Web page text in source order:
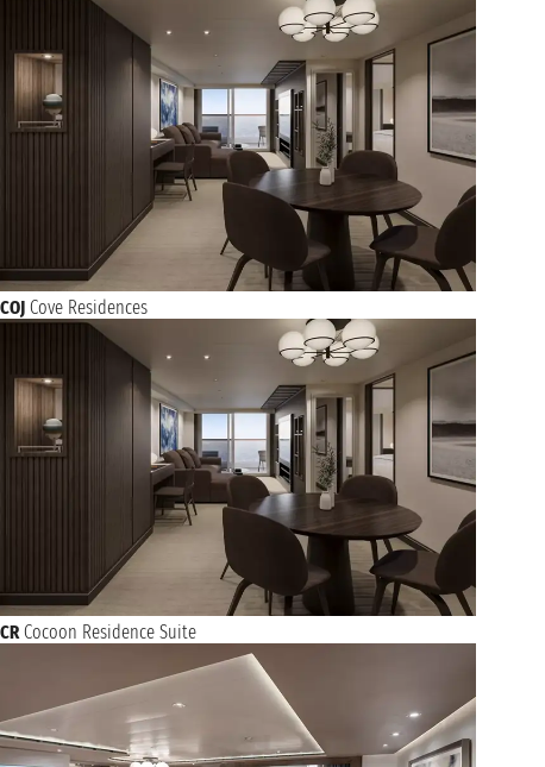
COJ Cove Residences
CR Cocoon Residence Suite